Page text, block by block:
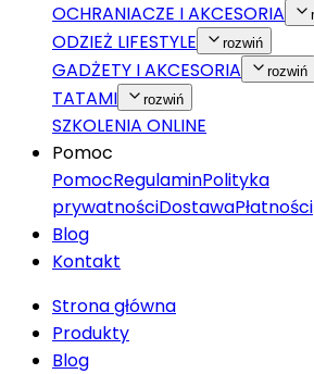
OCHRANIACZE I AKCESORIA
ODZIEŻ LIFESTYLE rozwiń
GADŻETY I AKCESORIA rozwiń
TATAMI rozwiń
SZKOLENIA ONLINE
Pomoc
PomocRegulaminPolityka
prywatnościDostawaPłatności
Blog
Kontakt
Strona główna
Produkty
Blog